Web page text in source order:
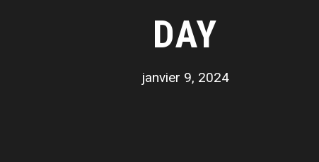
DAY
janvier 9, 2024